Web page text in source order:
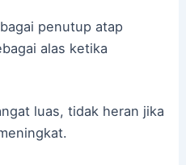
penutup atap
alas ketika
luas, tidak heran jika